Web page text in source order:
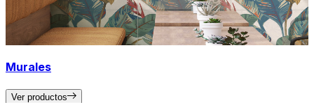
Murales
Ver productos